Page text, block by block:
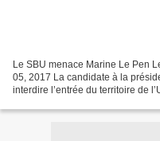
Le SBU menace Marine Le Pen
05, 2017 La candidate à la
interdire l’entrée du territoire de